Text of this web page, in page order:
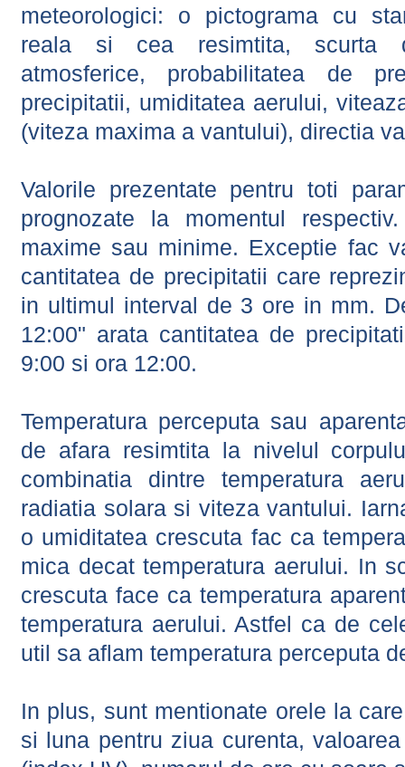
meteorologici: o pictograma cu
reala si cea resimtita, scurta
atmosferice, probabilitatea de
precipitatii, umiditatea aerului,
(viteza maxima a vantului), directia
Valorile prezentate pentru toti
prognozate la momentul
maxime sau minime. Exceptie fac
cantitatea de precipitatii care
in ultimul interval de 3 ore in mm.
12:00" arata cantitatea de
9:00 si ora 12:00.
Temperatura perceputa sau
de afara resimtita la nivelul
combinatia dintre temperatura
radiatia solara si viteza vantului.
o umiditatea crescuta fac ca
mica decat temperatura aerului. In
crescuta face ca temperatura
temperatura aerului. Astfel ca de
util sa aflam temperatura perceputa
In plus, sunt mentionate orele la
si luna pentru ziua curenta,